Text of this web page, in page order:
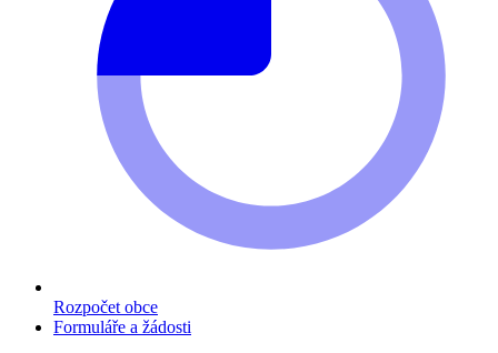
Rozpočet obce
Formuláře a žádosti